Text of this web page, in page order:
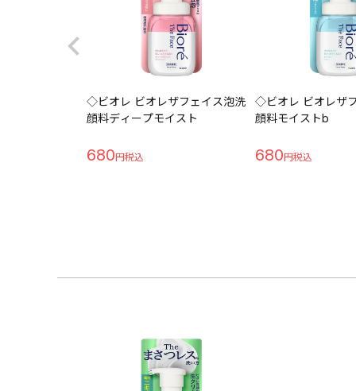
◇ビオレ ビオレザフェイス泡洗
顔料ディープモイスト
680
◇ビオレ ビオレザ
顔料モイストb
680